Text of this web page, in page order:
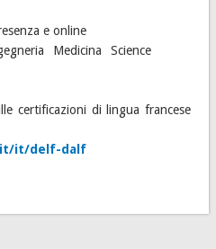
e online
Medicina
Science
certificazioni di lingua francese
it/delf-dalf